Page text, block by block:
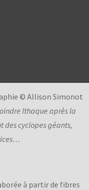
© Allison Simonot
Ithaque après la
des cyclopes géants,
à partir de fibres